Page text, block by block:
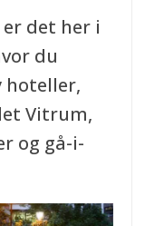
det her i
du
hoteller,
Vitrum,
og gå-i-